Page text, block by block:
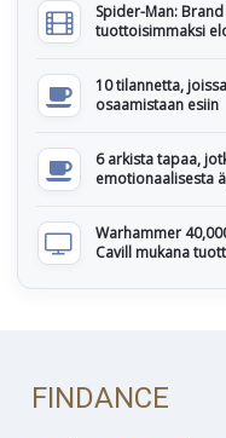
Spider-Man:
tuottoisimmaksi
10 tilannetta,
osaamistaan esiin
6 arkista tapaa,
emotionaalisesta
Warhammer
Cavill mukana
FINDANCE